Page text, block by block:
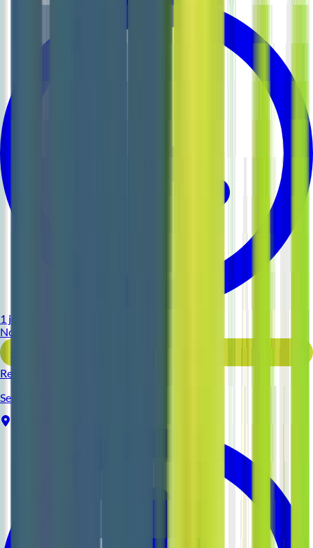
1 jour
Nouveau
Reso 44
Serveur (H/F)